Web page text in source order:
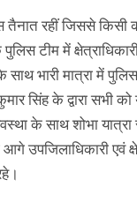
तैनात रहीं जिससे किसी
टीम में
भारी मात्रा में
सिंह के द्वारा सभी को
के साथ शोभा
उपजिलाधिकारी एवं